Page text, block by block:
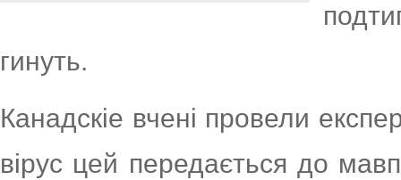
гинуть.
Канадскіе вчені провели
вірус цей передається до